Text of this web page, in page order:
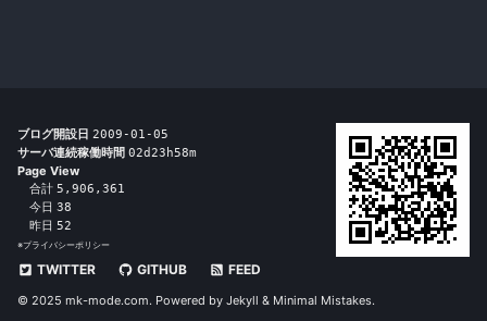
ブログ開設日 2009-01-05
サーバ連続稼働時間 02d23h58m
Page View
合計 5,906,361
今日 38
昨日 52
※プライバシーポリシー
TWITTER GITHUB FEED
© 2025 mk-mode.com. Powered by Jekyll & Minimal Mistakes.